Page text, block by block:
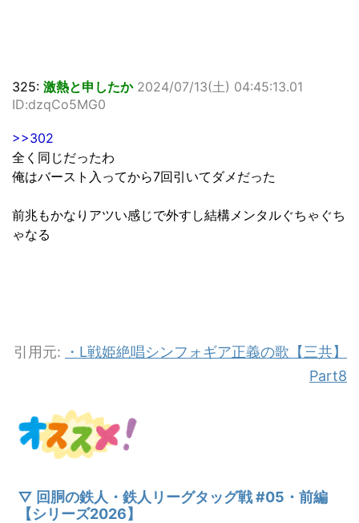
325: 激熱と申したか 2024/07/13(土) 04:45:13.01
ID:dzqCo5MG0
>>302
全く同じだったわ
俺はバースト入ってから7回引いてダメだった
前兆もかなりアツい感じで外すし結構メンタルぐちゃぐち
ゃなる
引用元:
・L戦姫絶唱シンフォギア正義の歌【三共】
Part8
▽ 回胴の鉄人・鉄人リーグタッグ戦 #05・前編
【シリーズ2026】